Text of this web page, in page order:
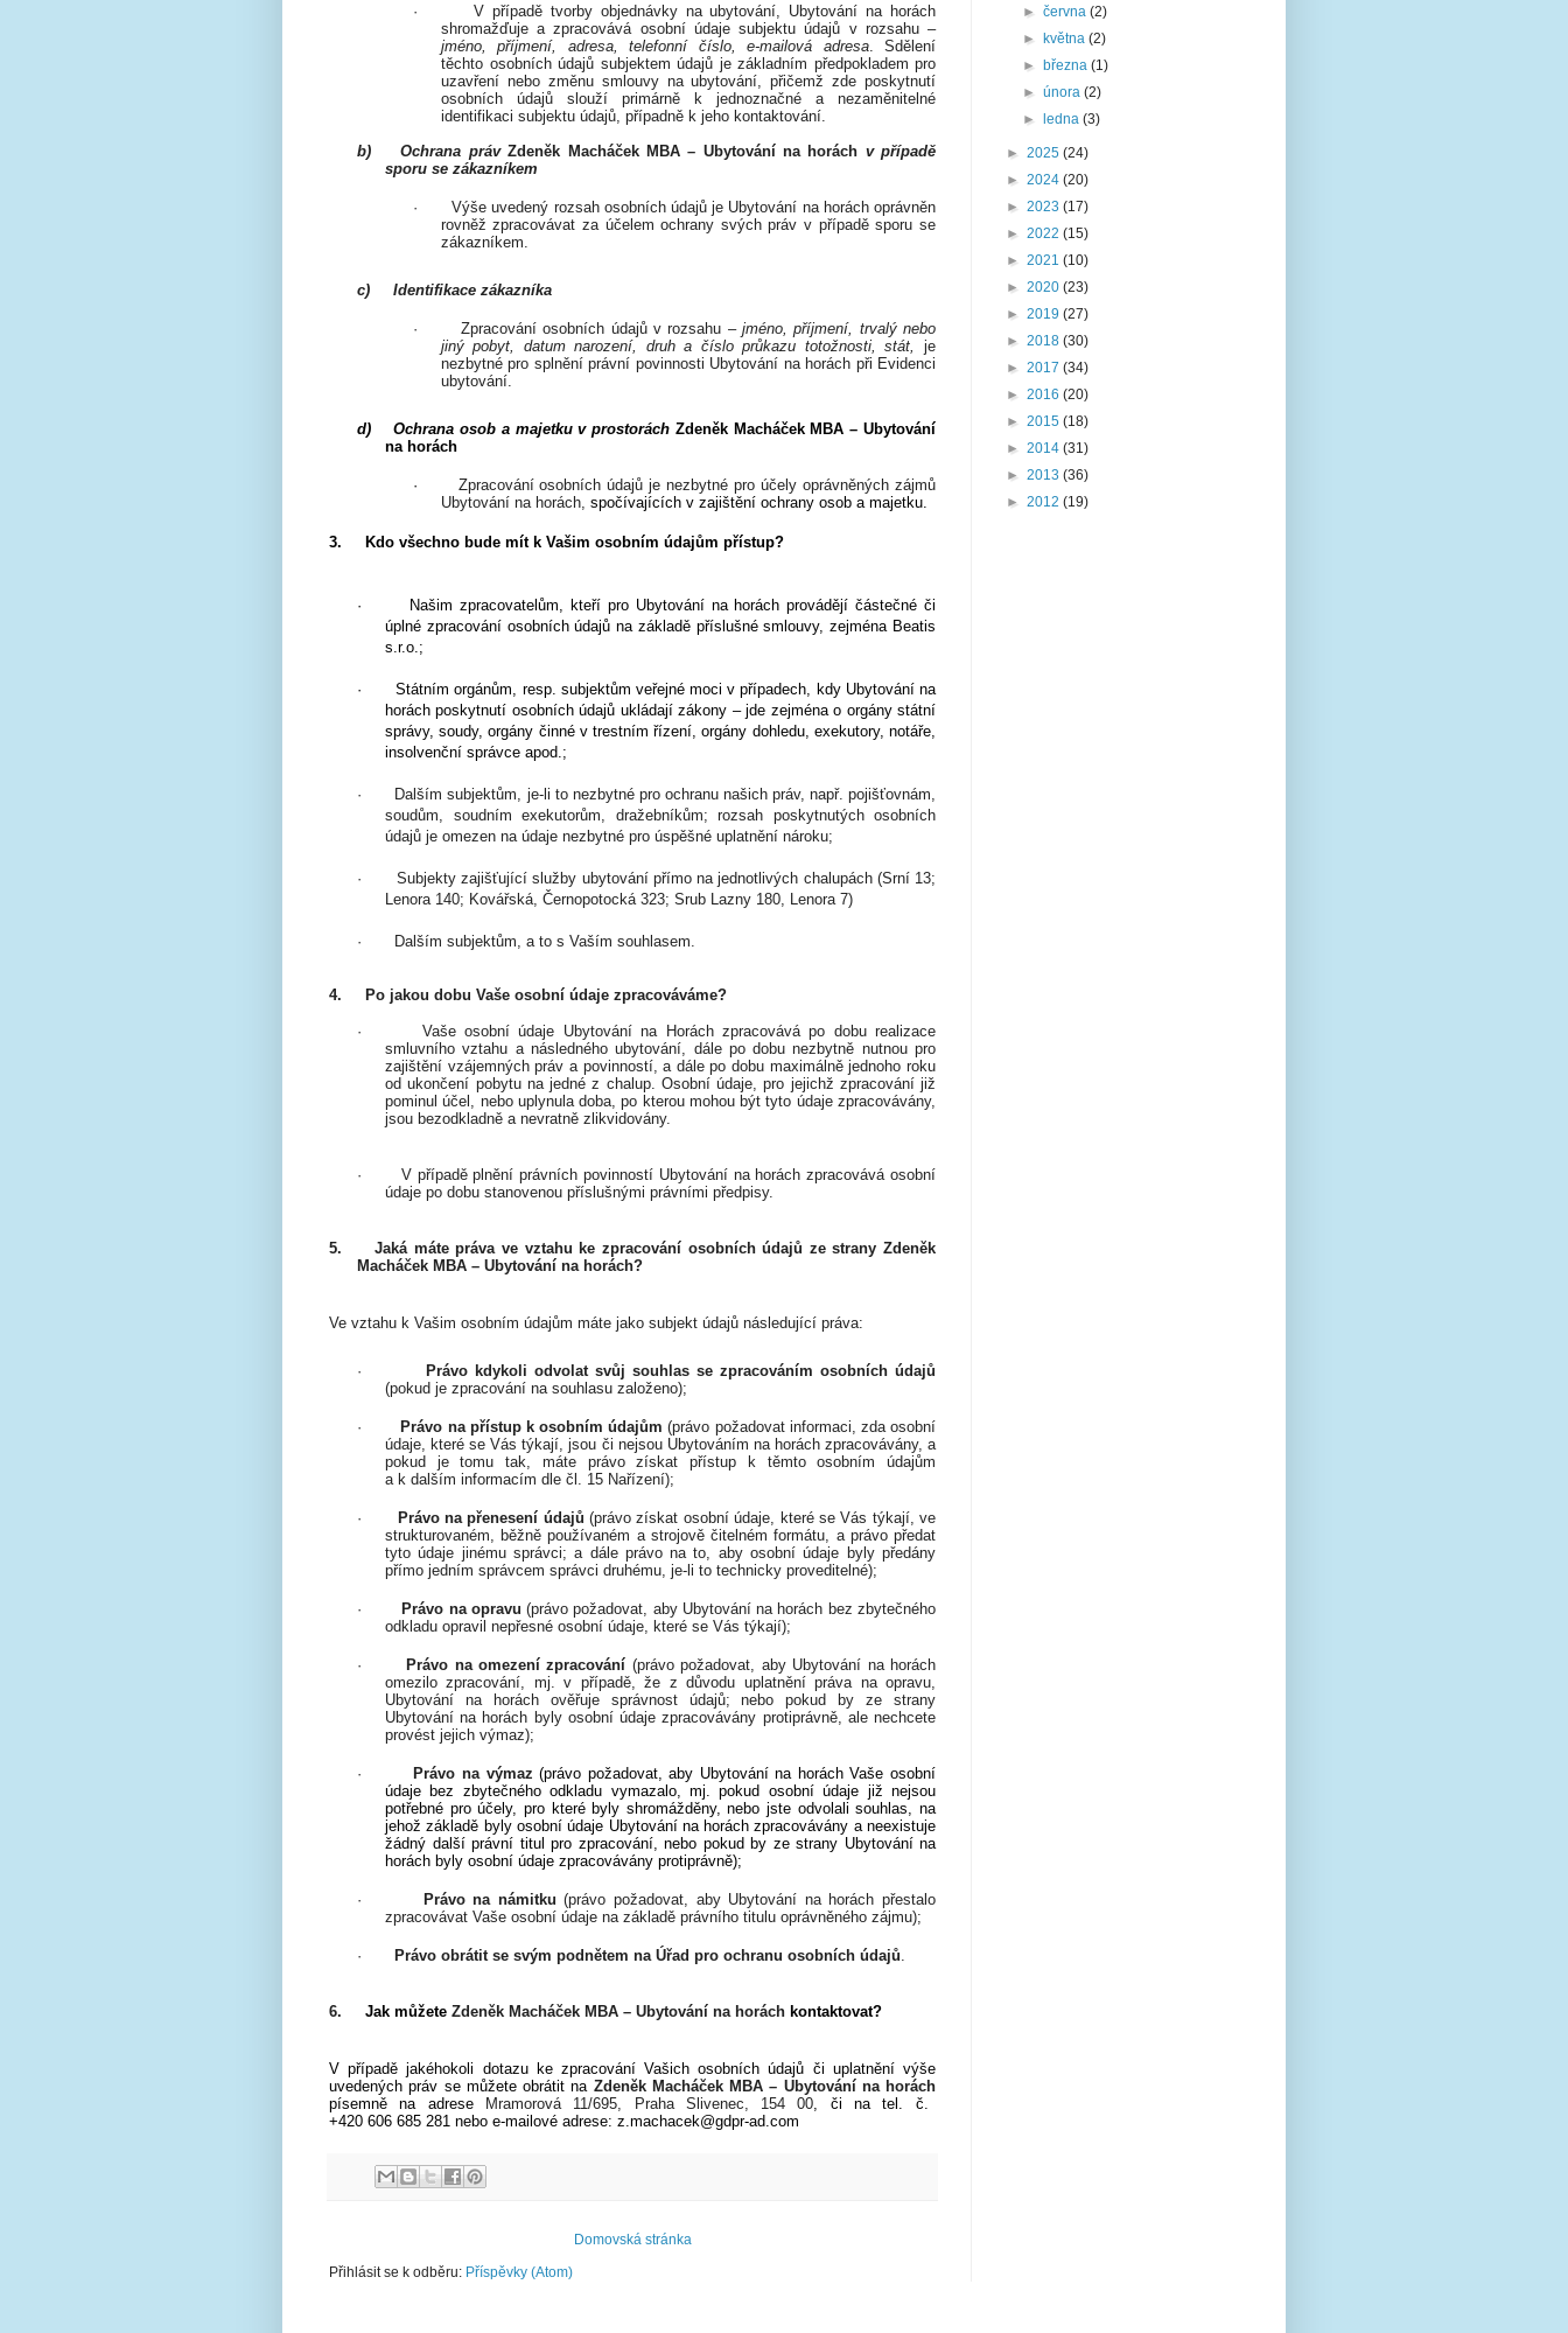
·
V případě tvorby objednávky na ubytování, Ubytování na horách
shromažďuje a zpracovává osobní údaje subjektu údajů v rozsahu –
jméno, příjmení, adresa,telefonní číslo, e-mailová adresa. Sdělení
těchto osobních údajů subjektem údajů je základním předpokladem pro
uzavření nebo změnu smlouvy na ubytování, přičemž zde poskytnutí
osobních údajů slouží primárně k jednoznačné a nezaměnitelné
identifikaci subjektu údajů, případně k jeho kontaktování.
b)
Ochrana právZdeněk Macháček MBA – Ubytování na horách v případě
sporu se zákazníkem
·
Výše uvedený rozsah osobních údajů je Ubytování na horách oprávněn
rovněž zpracovávat za účelem ochrany svých práv v případě sporu se
zákazníkem.
c) Identifikace zákazníka
· Zpracování osobních údajů v rozsahu –jméno, příjmení, trvalý nebo
jiný pobyt, datum narození, druh a číslo průkazu totožnosti, stát, je
nezbytné pro splnění právní povinnosti Ubytování na horách při Evidenci
ubytování.
d) Ochrana osob a majetku v prostorách Zdeněk Macháček MBA – Ubytování
na horách
·
Zpracování osobních údajů je nezbytné pro účely oprávněných zájmů
Ubytování na horách, spočívajících v zajištění ochrany osob a majetku.
3. Kdo všechno bude mít k Vašim osobním údajům přístup?
·
Našim zpracovatelům, kteří pro Ubytování na horách provádějí částečné či
úplné zpracování osobních údajů na základě příslušné smlouvy, zejména Beatis
s.r.o.;
·
Státním orgánům, resp. subjektům veřejné moci v případech, kdy Ubytování na
horách poskytnutí osobních údajů ukládají zákony – jde zejména o orgány státní
správy, soudy, orgány činné v trestním řízení, orgány dohledu, exekutory, notáře,
insolvenční správce apod.;
·
Dalším subjektům, je-li to nezbytné pro ochranu našich práv, např. pojišťovnám,
soudům, soudním exekutorům, dražebníkům; rozsah poskytnutých osobních
údajů je omezen na údaje nezbytné pro úspěšné uplatnění nároku;
· Subjekty zajišťující služby ubytování přímo na jednotlivých chalupách (Srní 13;
Lenora 140; Kovářská, Černopotocká 323; Srub Lazny 180, Lenora 7)
· Dalším subjektům, a to s Vaším souhlasem.
4. Po jakou dobu Vaše osobní údaje zpracováváme?
·
Vaše osobní údaje Ubytování na Horách zpracovává po dobu realizace
smluvního vztahu a následného ubytování, dále po dobu nezbytně nutnou pro
zajištění vzájemných práv a povinností, a dále po dobu maximálně jednoho roku
od ukončení pobytu na jedné z chalup. Osobní údaje, pro jejichž zpracování již
pominul účel, nebo uplynula doba, po kterou mohou být tyto údaje zpracovávány,
jsou bezodkladně a nevratně zlikvidovány.
·
V případě plnění právních povinností Ubytování na horách zpracovává osobní
údaje po dobu stanovenou příslušnými právními předpisy.
5. Jaká máte práva ve vztahu ke zpracování osobních údajů ze strany Zdeněk
Macháček MBA – Ubytování na horách?
Ve vztahu k Vašim osobním údajům máte jako subjekt údajů následující práva:
·
Právo kdykoli odvolat svůj souhlas se zpracováním osobních údajů
(pokud je zpracování na souhlasu založeno);
· Právo na přístup k osobním údajům (právo požadovat informaci, zda osobní
údaje, které se Vás týkají, jsou či nejsou Ubytováním na horách zpracovávány, a
pokud je tomu tak, máte právo získat přístup k těmto osobním údajům
a k dalším informacím dle čl. 15 Nařízení);
· Právo na přenesení údajů (právozískat osobní údaje, které se Vás týkají, ve
strukturovaném, běžně používaném a strojově čitelném formátu, a právo předat
tyto údaje jinému správci; a dále právo na to, aby osobní údaje byly předány
přímo jedním správcem správci druhému, je-li to technicky proveditelné);
· Právo na opravu (právo požadovat, aby Ubytování na horách bez zbytečného
odkladu opravil nepřesné osobní údaje, které se Vás týkají);
· Právo na omezení zpracování (právo požadovat, aby Ubytování na horách
omezilo zpracování, mj. v případě, že z důvodu uplatnění práva na opravu,
Ubytování na horách ověřuje správnost údajů; nebo pokud by ze strany
Ubytování na horách byly osobní údaje zpracovávány protiprávně, ale nechcete
provést jejich výmaz);
· Právo na výmaz(právo požadovat, aby Ubytování na horách Vaše osobní
údaje bez zbytečného odkladu vymazalo, mj. pokud osobní údaje již nejsou
potřebné pro účely, pro které byly shromážděny, nebo jste odvolali souhlas, na
jehož základě byly osobní údaje Ubytování na horách zpracovávány a neexistuje
žádný další právní titul pro zpracování, nebo pokud by ze strany Ubytování na
horách byly osobní údaje zpracovávány protiprávně);
· Právo na námitku (právo požadovat, aby Ubytování na horách přestalo
zpracovávat Vaše osobní údaje na základě právního titulu oprávněného zájmu);
· Právo obrátit se svým podnětem na Úřad pro ochranu osobních údajů
6. Jak můžete Zdeněk Macháček MBA – Ubytování na horách kontaktovat?
V případě jakéhokoli dotazu ke zpracování Vašich osobních údajů či uplatnění výše
uvedených práv se můžete obrátit na Zdeněk Macháček MBA – Ubytování na horách
písemně na adrese Mramorová 11/695, Praha Slivenec, 154 00 , či na tel. č.
+420 606 685 281 nebo e-mailové adrese: z.machacek@gdpr-ad.com
Domovská stránka
Přihlásit se k odběru: Příspěvky (Atom)
►června(2)
►
května(2)
► března(1)
►února(2)
►
ledna(3)
► 2025 (24)
► 2024 (20)
► 2023 (17)
► 2022 (15)
► 2021 (10)
► 2020 (23)
► 2019 (27)
► 2018 (30)
► 2017 (34)
► 2016 (20)
► 2015 (18)
► 2014 (31)
► 2013 (36)
► 2012 (19)